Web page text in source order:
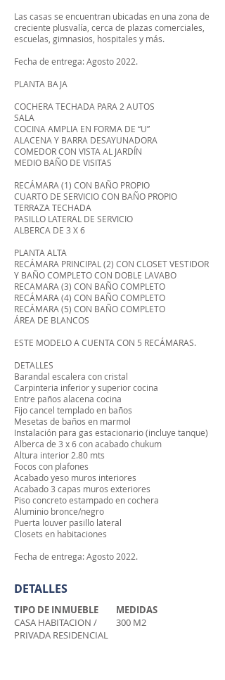
Las casas se encuentran ubicadas en una zona de
creciente plusvalía, cerca de plazas comerciales,
escuelas, gimnasios, hospitales y más.
Fecha de entrega: Agosto 2022.
PLANTA BAJA
COCHERA TECHADA PARA 2 AUTOS
SALA
COCINA AMPLIA EN FORMA DE “U”
ALACENA Y BARRA DESAYUNADORA
COMEDOR CON VISTA AL JARDÍN
MEDIO BAÑO DE VISITAS
RECÁMARA (1) CON BAÑO PROPIO
CUARTO DE SERVICIO CON BAÑO PROPIO
TERRAZA TECHADA
PASILLO LATERAL DE SERVICIO
ALBERCA DE 3 X 6
PLANTA ALTA
RECÁMARA PRINCIPAL (2) CON CLOSET VESTIDOR
Y BAÑO COMPLETO CON DOBLE LAVABO
RECAMARA (3) CON BAÑO COMPLETO
RECÁMARA (4) CON BAÑO COMPLETO
RECÁMARA (5) CON BAÑO COMPLETO
ÁREA DE BLANCOS
ESTE MODELO A CUENTA CON 5 RECÁMARAS.
DETALLES
Barandal escalera con cristal
Carpinteria inferior y superior cocina
Entre paños alacena cocina
Fijo cancel templado en baños
Mesetas de baños en marmol
Instalación para gas estacionario (incluye tanque)
Alberca de 3 x 6 con acabado chukum
Altura interior 2.80 mts
Focos con plafones
Acabado yeso muros interiores
Acabado 3 capas muros exteriores
Piso concreto estampado en cochera
Aluminio bronce/negro
Puerta louver pasillo lateral
Closets en habitaciones
Fecha de entrega: Agosto 2022.
DETALLES
TIPO DE INMUEBLE
CASA HABITACION /
PRIVADA RESIDENCIAL
MEDIDAS
300 M2